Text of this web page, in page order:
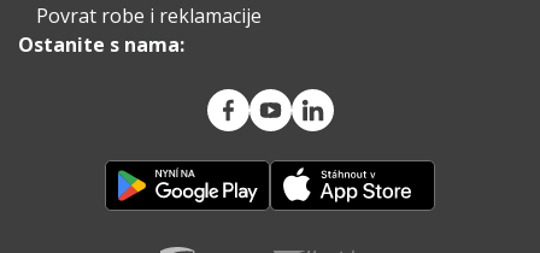
Povrat robe i reklamacije
Ostanite s nama: